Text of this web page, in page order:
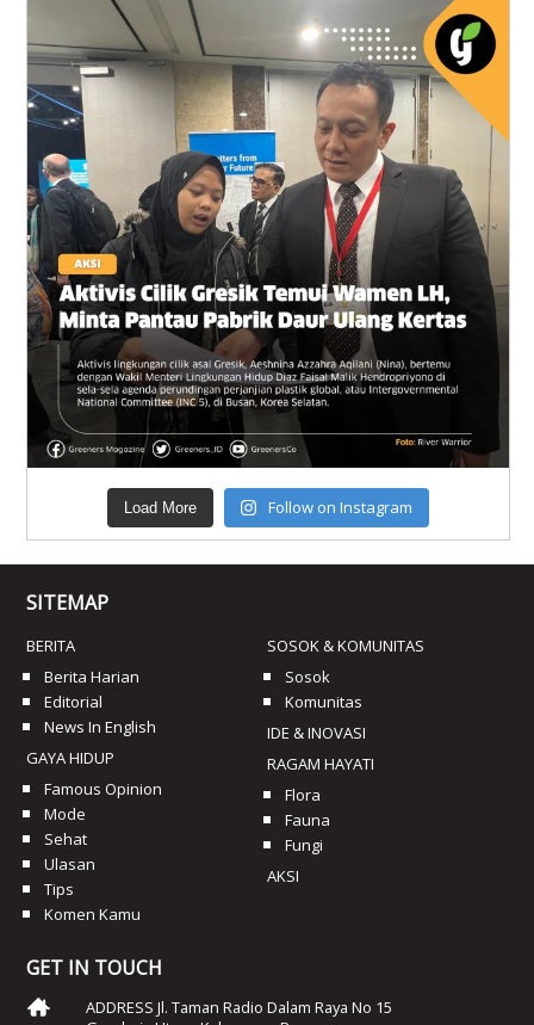
Load More Follow on Instagram
SITEMAP
BERITA
Berita Harian
Editorial
News In English
GAYA HIDUP
Famous Opinion
Mode
Sehat
Ulasan
Tips
Komen Kamu
SOSOK & KOMUNITAS
Sosok
Komunitas
IDE & INOVASI
RAGAM HAYATI
Flora
Fauna
Fungi
AKSI
GET IN TOUCH
ADDRESS Jl. Taman Radio Dalam Raya No 15